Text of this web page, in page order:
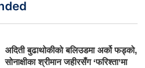
अदिती बुढाथोकीको बलिउडमा अर्को फड्को,
सोनाक्षीका श्रीमान जहीरसँग ‘फरिश्ता’मा